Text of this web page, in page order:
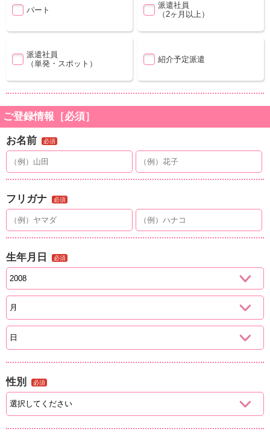
パート
派遣社員
（2ヶ月以上）
派遣社員
（単発・スポット）
紹介予定派遣
ご登録情報［必須］
お名前 必須
フリガナ 必須
生年月日 必須
性別 必須